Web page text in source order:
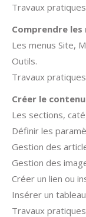
Travaux
Comprendre les
Les menus Site,
Outils.
Travaux
Créer le
Les sections,
Définir les
Gestion des
Gestion des
Créer un lien ou
Insérer un
Travaux